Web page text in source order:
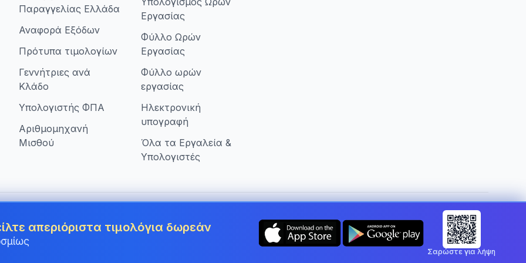
Παραγγελίας Ελλάδα
Αναφορά Εξόδων
Πρότυπα τιμολογίων
Γεννήτριες ανά
Κλάδο
Υπολογιστής ΦΠΑ
Αριθμομηχανή
Μισθού
Εργασίας
Φύλλο Ωρών
Εργασίας
Φύλλο ωρών
εργασίας
Ηλεκτρονική
υπογραφή
Όλα τα Εργαλεία &
Υπολογιστές
στην Greece Αλλαγή χώρας: Greece
απεριόριστα τιμολόγια δωρεάν
Σαρώστε για λήψη